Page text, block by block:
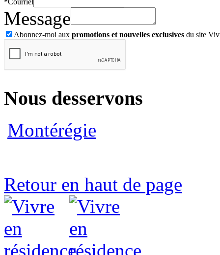
*Courriel
Message
Abonnez-moi aux promotions et nouvelles exclusives du site
Nous desservons
Montérégie
Retour en haut de page